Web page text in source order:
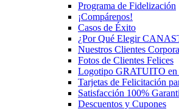
Programa de Fidelización
¡Compárenos!
Casos de Éxito
¿Por Qué Elegir
Nuestros Clientes
Fotos de Clientes Felices
Logotipo GRATUITO en
Tarjetas de Felicitación
Satisfacción 100%
Descuentos y Cupones